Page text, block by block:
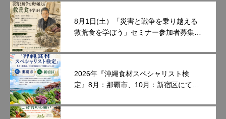
8月1日(土）「災害と戦争を乗り越える
救荒食を学ぼう」セミナー参加者募集中
2026年『沖縄食材スペシャリスト検
定』8月：那覇市、10月：新宿区にて開